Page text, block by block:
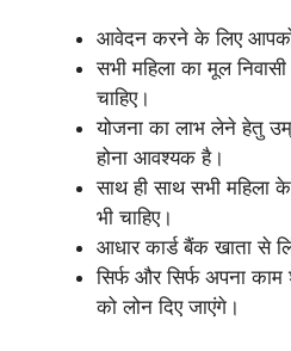
आवेदन करने के लिए आपको
सभी महिला का मूल
चाहिए।
योजना का लाभ लेने हेतु
होना आवश्यक है।
साथ ही साथ सभी
भी चाहिए।
आधार कार्ड बैंक खाता से
सिर्फ और सिर्फ अपना
को लोन दिए जाएंगे।